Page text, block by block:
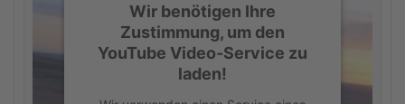
Mehr Informationen
Akzeptieren
Wir benötigen Ihre
Zustimmung, um den
YouTube Video-Service zu
laden!